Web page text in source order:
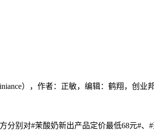
），作者：正敏，编辑：鹤翔，创业
分别对#茉酸奶新出产品定价最低68元#